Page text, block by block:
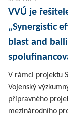
VVÚ je
„Synergistic
blast and
V rámci projektu
Vojenský
přípravného
mezinárodního